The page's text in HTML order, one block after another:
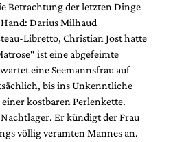
Betrachtung der letzten Dinge
Darius Milhaud
Libretto, Christian Jost hatte
ist eine abgefeimte
eine Seemannsfrau auf
bis ins Unkenntliche
kostbaren Perlenkette.
Er kündigt der Frau
völlig veramten Mannes an.